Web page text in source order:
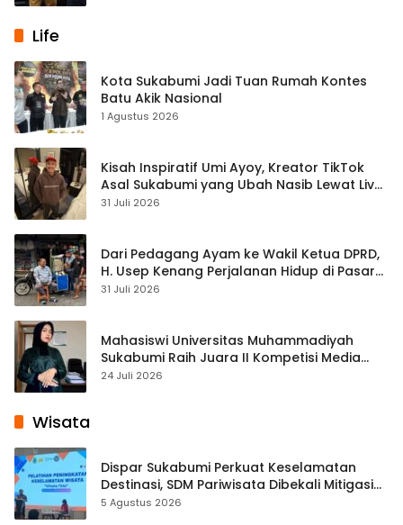
Life
Kota Sukabumi Jadi Tuan Rumah Kontes
Batu Akik Nasional
1 Agustus 2026
Kisah Inspiratif Umi Ayoy, Kreator TikTok
Asal Sukabumi yang Ubah Nasib Lewat Live
Streaming
31 Juli 2026
Dari Pedagang Ayam ke Wakil Ketua DPRD,
H. Usep Kenang Perjalanan Hidup di Pasar
Cisaat
31 Juli 2026
Mahasiswi Universitas Muhammadiyah
Sukabumi Raih Juara II Kompetisi Media
Pembelajaran Digital Tingkat Internasional
24 Juli 2026
Wisata
Dispar Sukabumi Perkuat Keselamatan
Destinasi, SDM Pariwisata Dibekali Mitigasi
hingga Teknik Evakuasi
5 Agustus 2026